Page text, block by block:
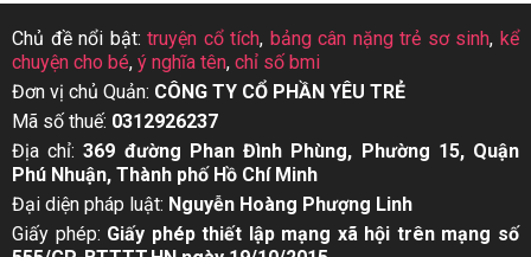
Chủ đề nổi bật:truyện cổ tích, bảng cân nặng trẻ sơ sinh,kể
chuyện cho bé, ý nghĩa tên, chỉ số bmi
Đơn vị chủ Quản: CÔNG TY CỔ PHẦN YÊU TRẺ
Mã số thuế: 0312926237
Địa chỉ:369 đường Phan Đình Phùng, Phường 15, Quận
Phú Nhuận, Thành phố Hồ Chí Minh
Đại diện pháp luật: Nguyễn Hoàng Phượng Linh
Giấy phép: Giấy phép thiết lập mạng xã hội trên mạng số